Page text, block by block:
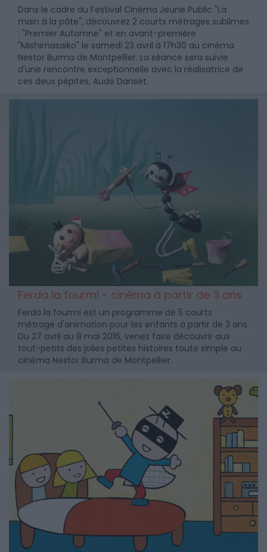
Dans le cadre du Festival Cinéma Jeune Public "La
main à la pâte", découvrez 2 courts métrages sublimes
: "Premier Automne" et en avant-première
"Mishimasaiko" le samedi 23 avril à 17h30 au cinéma
Nestor Burma de Montpellier. La séance sera suivie
d'une rencontre exceptionnelle avec la réalisatrice de
ces deux pépites, Aude Danset.
Ferda la fourmi - cinéma à partir de 3 ans
Ferda la fourmi est un programme de 5 courts
métrage d'animation pour les enfants à partir de 3 ans.
Du 27 avril au 8 mai 2016, venez faire découvrir aux
tout-petits des jolies petites histoires toute simple au
cinéma Nestor Burma de Montpellier.